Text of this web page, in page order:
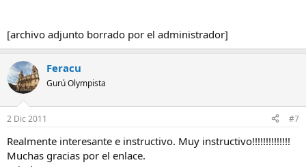
[archivo adjunto borrado por el administrador]
Feracu
Gurú Olympista
2 Dic 2011 #7
Realmente interesante e instructivo. Muy instructivo!!!!!!!!!!!!!!
Muchas gracias por el enlace.